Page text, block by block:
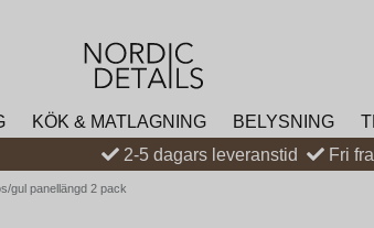
KÖK & MATLAGNING BELYSNING
2-5 dagars leveranstid Fri
gul panellängd 2 pack